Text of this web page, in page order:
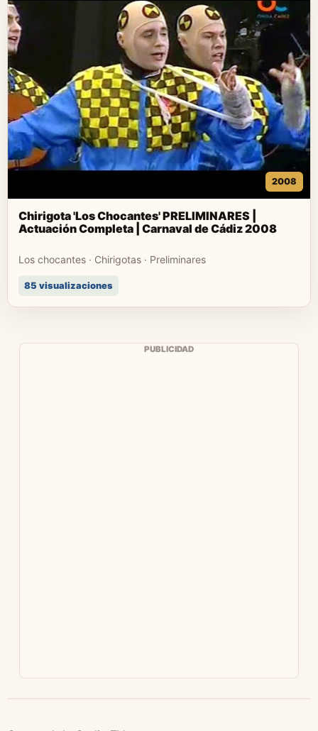
2008
Chirigota 'Los Chocantes' PRELIMINARES |
Actuación Completa | Carnaval de Cádiz 2008
Los chocantes · Chirigotas · Preliminares
85 visualizaciones
PUBLICIDAD